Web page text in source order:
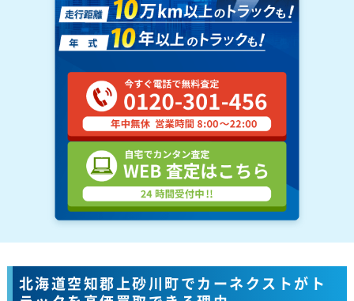
北海道空知郡上砂川町でカーネクストがト